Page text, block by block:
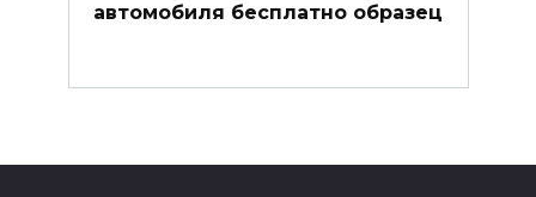
автомобиля бесплатно образец